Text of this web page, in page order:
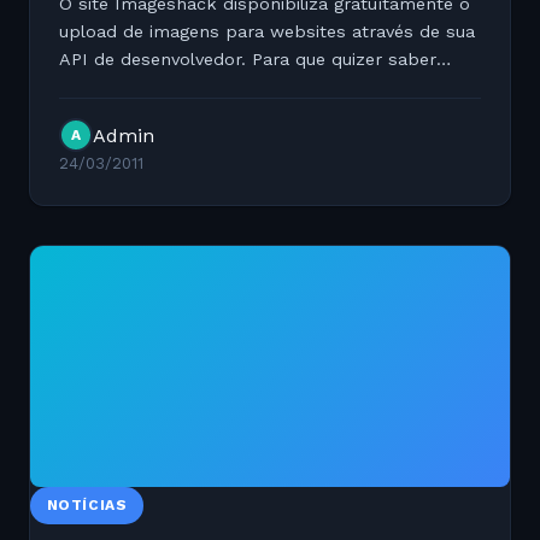
O site Imageshack disponibiliza gratuítamente o
upload de imagens para websites através de sua
API de desenvolvedor. Para que quizer saber
A Admin
24/03/2011
NOTÍCIAS